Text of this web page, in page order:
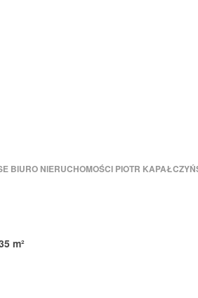
BIURO NIERUCHOMOŚCI PIOTR
m²